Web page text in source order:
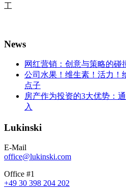
工
News
网红营销：创意与策略的
公司水果！维生素！活力！
点子
房产作为投资的3大优势：
入
Lukinski
E-Mail
office@lukinski.com
Office #1
+49 30 398 204 202